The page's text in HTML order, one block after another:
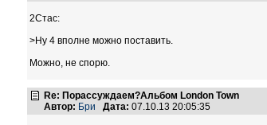
2Стас:
>Ну 4 вполне можно поставить.
Можно, не спорю.
Re: Порассуждаем?Альбом London Town
Автор: Бри Дата: 07.10.13 20:05:35